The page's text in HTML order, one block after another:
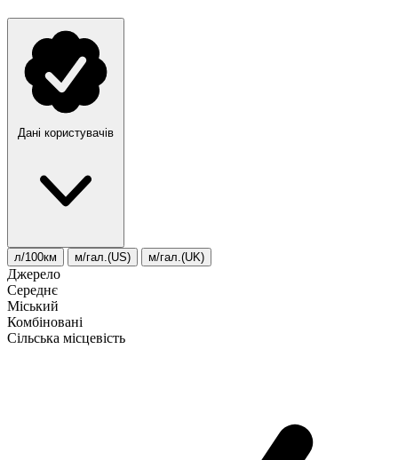
Дані користувачів
л/100км м/гал.(US) м/гал.(UK)
Джерело
Середнє
Міський
Комбіновані
Сільська місцевість